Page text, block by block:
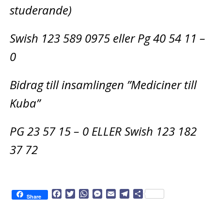
studerande)
Swish 123 589 0975 eller Pg 40 54 11 –
0
Bidrag till insamlingen ”Mediciner till
Kuba”
PG 23 57 15 – 0 ELLER Swish 123 182
37 72
Share
W
M
D